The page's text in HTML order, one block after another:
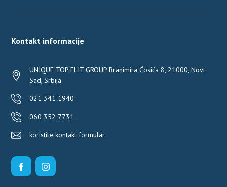
Kontakt informacije
UNIQUE TOP ELIT GROUP Branimira Ćosića 8, 21000, Novi
Sad, Srbija
021 341 1940
060 352 7731
koristite kontakt formular